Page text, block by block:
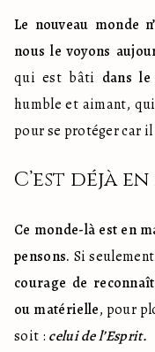
Le nouveau monde
nous le voyons
qui est bâti dans
humble et aimant,
pour se protéger car il
C’est déjà
Ce monde-là est en
pensons. Si
courage de
ou matérielle, pour
soit : celui de l’Esprit.